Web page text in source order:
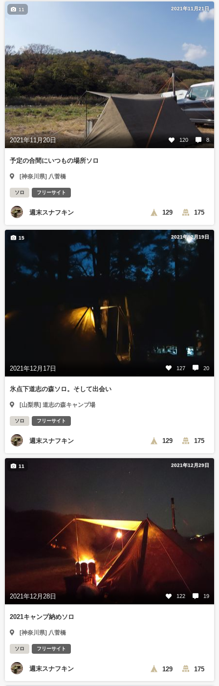
2021年11月21日
2021年11月20日 120 8
11
予定の合間にいつもの場所ソロ
[神奈川県] 八菅橋
ソロ フリーサイト
週末スナフキン 129 175
2021年12月19日
2021年12月17日 127 20
15
氷点下道志の森ソロ。そして出会い
[山梨県] 道志の森キャンプ場
ソロ フリーサイト
週末スナフキン 129 175
2021年12月29日
2021年12月28日 122 19
11
2021キャンプ納めソロ
[神奈川県] 八菅橋
ソロ フリーサイト
週末スナフキン 129 175